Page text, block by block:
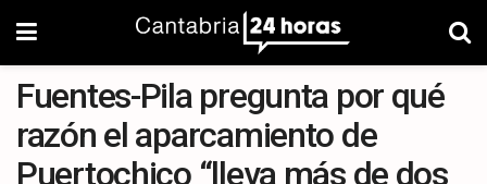
Fuentes-Pila pregunta por qué
razón el aparcamiento de
Puertochico “lleva más de dos